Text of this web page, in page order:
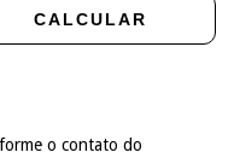
CALCULAR
o contato do